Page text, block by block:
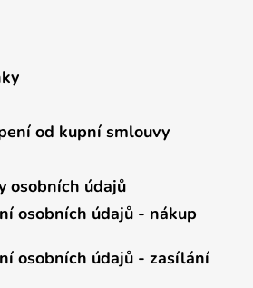
od kupní smlouvy
osobních údajů
osobních údajů - nákup
osobních údajů - zasílání